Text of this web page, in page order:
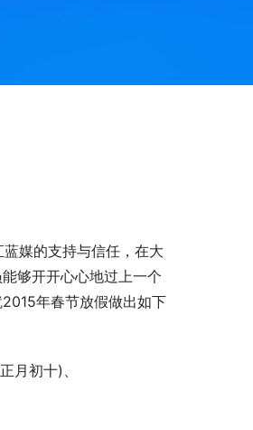
够开开心心地过上一个
年春节放假做出如下
初十)、